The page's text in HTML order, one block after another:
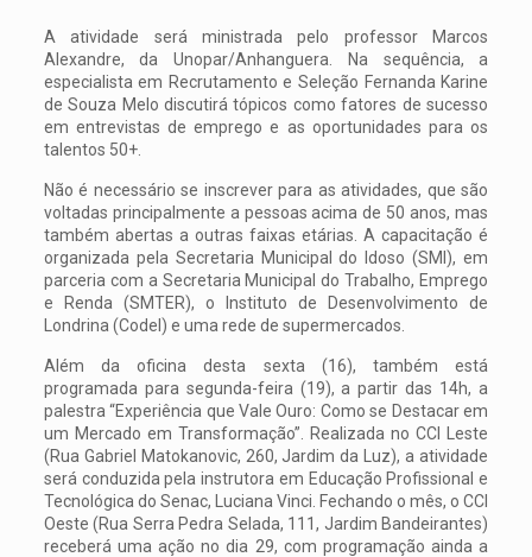
A atividade será ministrada pelo professor Marcos
Alexandre, da Unopar/Anhanguera. Na sequência, a
especialista em Recrutamento e Seleção Fernanda Karine
de Souza Melo discutirá tópicos como fatores de sucesso
em entrevistas de emprego e as oportunidades para os
talentos 50+.
Não é necessário se inscrever para as atividades, que são
voltadas principalmente a pessoas acima de 50 anos, mas
também abertas a outras faixas etárias. A capacitação é
organizada pela Secretaria Municipal do Idoso (SMI), em
parceria com a Secretaria Municipal do Trabalho, Emprego
e Renda (SMTER), o Instituto de Desenvolvimento de
Londrina (Codel) e uma rede de supermercados.
Além da oficina desta sexta (16), também está
programada para segunda-feira (19), a partir das 14h, a
palestra “Experiência que Vale Ouro: Como se Destacar em
um Mercado em Transformação”. Realizada no CCI Leste
(Rua Gabriel Matokanovic, 260, Jardim da Luz), a atividade
será conduzida pela instrutora em Educação Profissional e
Tecnológica do Senac, Luciana Vinci. Fechando o mês, o CCI
Oeste (Rua Serra Pedra Selada, 111, Jardim Bandeirantes)
receberá uma ação no dia 29, com programação ainda a